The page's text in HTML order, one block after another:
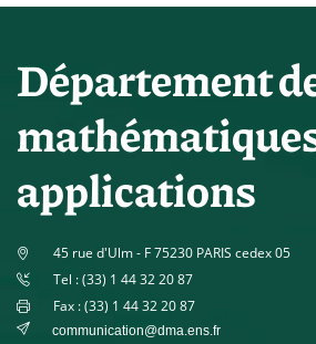
Département
applications
45 rue d'Ulm - F 75230 PARIS cedex 05
Tel : (33) 1 44 32 20 87
Fax : (33) 1 44 32 20 87
communication@dma.ens.fr